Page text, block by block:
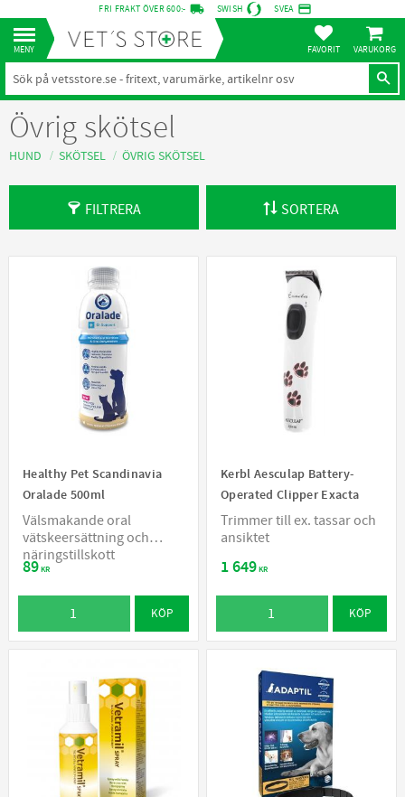
Meny
FRI FRAKT ÖVER 600:- local_shipping SWISH SVEA credit_card
FAVORITER
Övrig skötsel
HUND SKÖTSEL ÖVRIG SKÖTSEL
FILTRERA SORTERA
Healthy Pet Scandinavia
Oralade 500ml
Välsmakande oral
vätskeersättning och
näringstillskott
89KR
KÖP
Kerbl Aesculap Battery-
Operated Clipper Exacta
​Trimmer till ex. tassar och
ansiktet
1 649KR
KÖP